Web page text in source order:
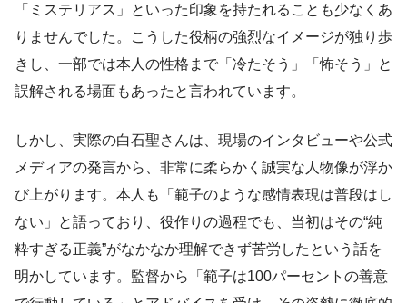
「ミステリアス」といった印象を持たれることも少なくあ
りませんでした。こうした役柄の強烈なイメージが独り歩
きし、一部では本人の性格まで「冷たそう」「怖そう」と
誤解される場面もあったと言われています。
しかし、実際の白石聖さんは、現場のインタビューや公式
メディアの発言から、非常に柔らかく誠実な人物像が浮か
び上がります。本人も「範子のような感情表現は普段はし
ない」と語っており、役作りの過程でも、当初はその“純
粋すぎる正義”がなかなか理解できず苦労したという話を
明かしています。監督から「範子は100パーセントの善意